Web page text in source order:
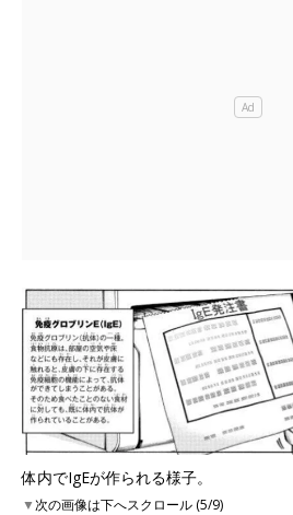
体内でIgEが作られる様子。
▼次の画像は下へスクロール (5/9)